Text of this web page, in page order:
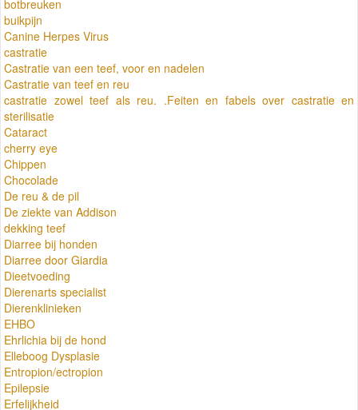
botbreuken
buikpijn
Canine Herpes Virus
castratie
Castratie van een teef, voor en nadelen
Castratie van teef en reu
castratie zowel teef als reu. .Feiten en fabels over castratie en
sterilisatie
Cataract
cherry eye
Chippen
Chocolade
De reu & de pil
De ziekte van Addison
dekking teef
Diarree bij honden
Diarree door Giardia
Dieetvoeding
Dierenarts specialist
Dierenklinieken
EHBO
Ehrlichia bij de hond
Elleboog Dysplasie
Entropion/ectropion
Epilepsie
Erfelijkheid